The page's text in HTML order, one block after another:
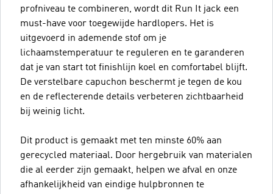
profniveau te combineren, wordt dit Run It jack een
must-have voor toegewijde hardlopers. Het is
uitgevoerd in ademende stof om je
lichaamstemperatuur te reguleren en te garanderen
dat je van start tot finishlijn koel en comfortabel blijft.
De verstelbare capuchon beschermt je tegen de kou
en de reflecterende details verbeteren zichtbaarheid
bij weinig licht.
Dit product is gemaakt met ten minste 60% aan
gerecycled materiaal. Door hergebruik van materialen
die al eerder zijn gemaakt, helpen we afval en onze
afhankelijkheid van eindige hulpbronnen te